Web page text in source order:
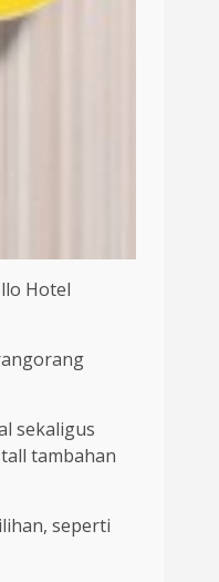
Hotel
sekaligus
tambahan
seperti